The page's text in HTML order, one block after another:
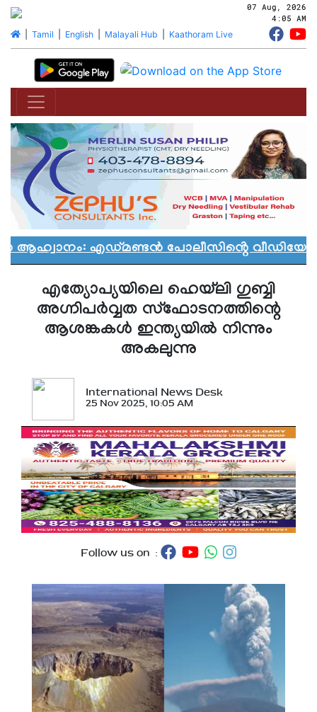
07 Aug, 2026
4:05 AM
| Tamil English| Malayali Hub Kaathoram Live
എഡ്മണ്ടൻ പോലീസിൻ്റെ വീഡിയോ
എത്യോപ്യയിലെ ഹെയ്‌ലി ഗുബ്ബി
അഗ്നിപര്‍വ്വത സ്ഫോടനത്തിന്റെ
ആശങ്കകള്‍ ഇന്ത്യയില്‍ നിന്നും
അകലുന്നു
International News Desk
25 Nov 2025, 10:05 AM
Follow us on :